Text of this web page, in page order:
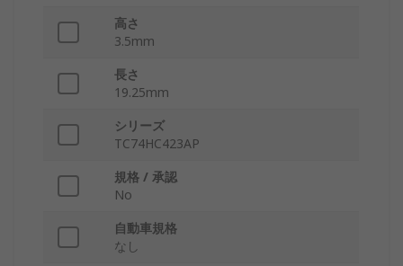
高さ
3.5mm
長さ
19.25mm
シリーズ
TC74HC423AP
規格 / 承認
No
自動車規格
なし